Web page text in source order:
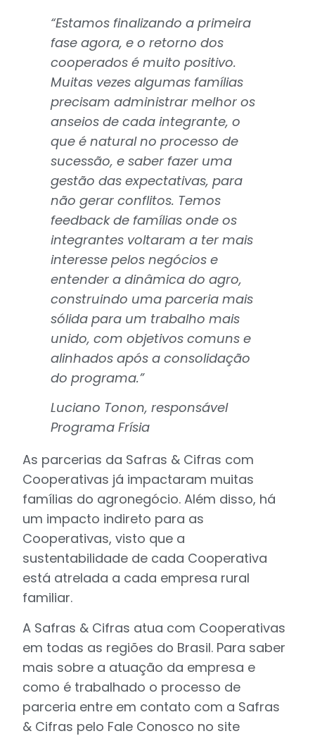
“Estamos finalizando a primeira
fase agora, e o retorno dos
cooperados é muito positivo.
Muitas vezes algumas famílias
precisam administrar melhor os
anseios de cada integrante, o
que é natural no processo de
sucessão, e saber fazer uma
gestão das expectativas, para
não gerar conflitos. Temos
feedback de famílias onde os
integrantes voltaram a ter mais
interesse pelos negócios e
entender a dinâmica do agro,
construindo uma parceria mais
sólida para um trabalho mais
unido, com objetivos comuns e
alinhados após a consolidação
do programa.”
Luciano Tonon, responsável
Programa Frísia
As parcerias da Safras & Cifras com
Cooperativas já impactaram muitas
famílias do agronegócio. Além disso, há
um impacto indireto para as
Cooperativas, visto que a
sustentabilidade de cada Cooperativa
está atrelada a cada empresa rural
familiar.
A Safras & Cifras atua com Cooperativas
em todas as regiões do Brasil. Para saber
mais sobre a atuação da empresa e
como é trabalhado o processo de
parceria entre em contato com a Safras
& Cifras pelo Fale Conosco no site